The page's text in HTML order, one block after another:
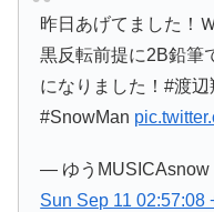
昨日あげてました！
黒反転前提に2B鉛筆
になりました！#渡
#SnowMan
— ゆうMUSICAsnow
Sun Sep 11 02:57:08